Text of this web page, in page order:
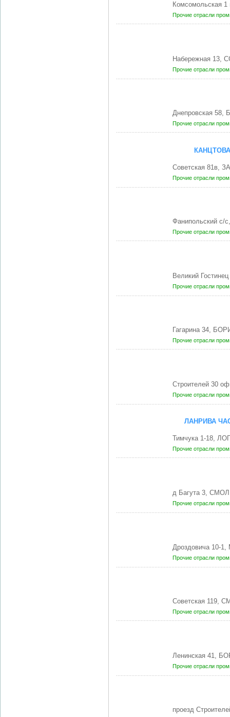
Комсомольская
Прочие отрасли
Набережная 13,
Прочие отрасли
Днепровская
Прочие отрасли
Советская 81в,
Прочие отрасли
Фанипольский
Прочие отрасли
Великий
Прочие отрасли
Гагарина 34,
Прочие отрасли
Строителей 30
Прочие отрасли
ЛАНРИВА
Тимчука 1-18,
Прочие отрасли
д Багута 3,
Прочие отрасли
Дроздовича 10-
Прочие отрасли
Советская 119,
Прочие отрасли
Ленинская 41,
Прочие отрасли
проезд